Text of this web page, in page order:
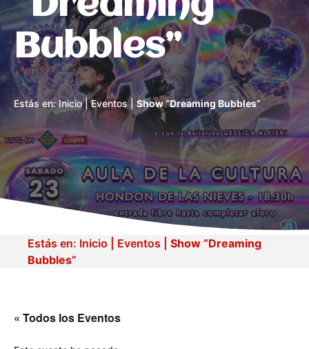
Bubbles”
Estás en:Inicio|Eventos|Show “Dreaming Bubbles”
Estás en: Inicio Eventos
Show “Dreaming
Bubbles”
« Todos los Eventos